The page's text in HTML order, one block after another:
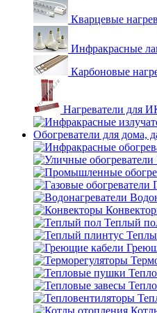
Кварцевые
Инфракрасные
Карбоновые
Нагреватели для
Обогреватели для дома,
Теплый